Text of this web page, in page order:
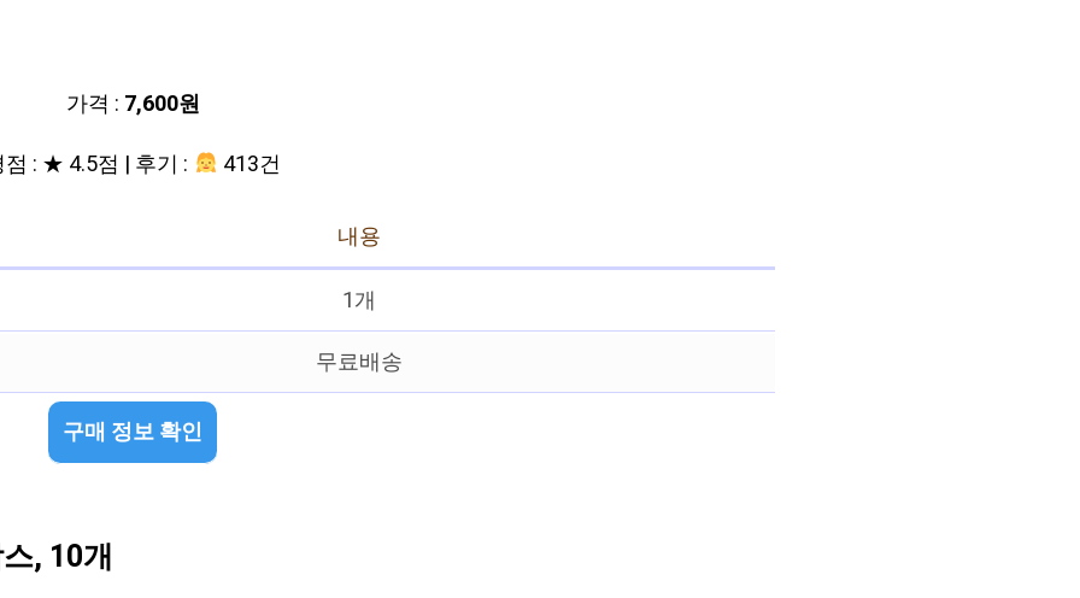
가격 : 7,600원
점 : ★ 4.5점 | 후기 :
413건
내용
1개
무료배송
구매 정보 확인
, 10개